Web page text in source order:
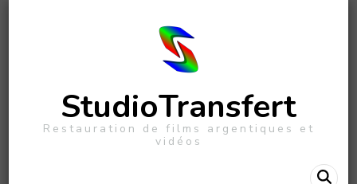
StudioTransfert
Restauration de films argentiques et
vidéos